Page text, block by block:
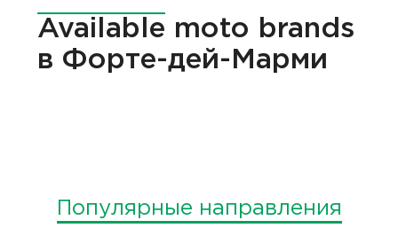
Available moto brands
в Форте-дей-Марми
Популярные направления